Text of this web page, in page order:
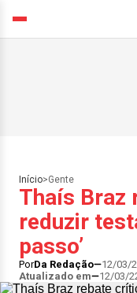
Início>Gente
Thaís Braz
reduzir
passo’
PorDa Redação 12/03/
Atualizado em
12/03/